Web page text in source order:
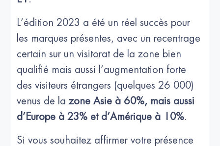
L’édition 2023 a été un réel succès pour
les marques présentes, avec un recentrage
certain sur un visitorat de la zone bien
qualifié mais aussi l’augmentation forte
des visiteurs étrangers (quelques 26 000)
venus de lazone Asie à 60%, mais aussi
d’Europe à 23% et d’Amérique à 10%.
Si vous souhaitez affirmer votre présence